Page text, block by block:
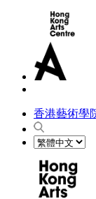
香港藝術學